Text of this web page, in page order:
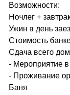
Возможности:
Ночлег +
Ужин в день
Cтоимость
Cдача всего
- Мероприятие в
- Проживание
Баня